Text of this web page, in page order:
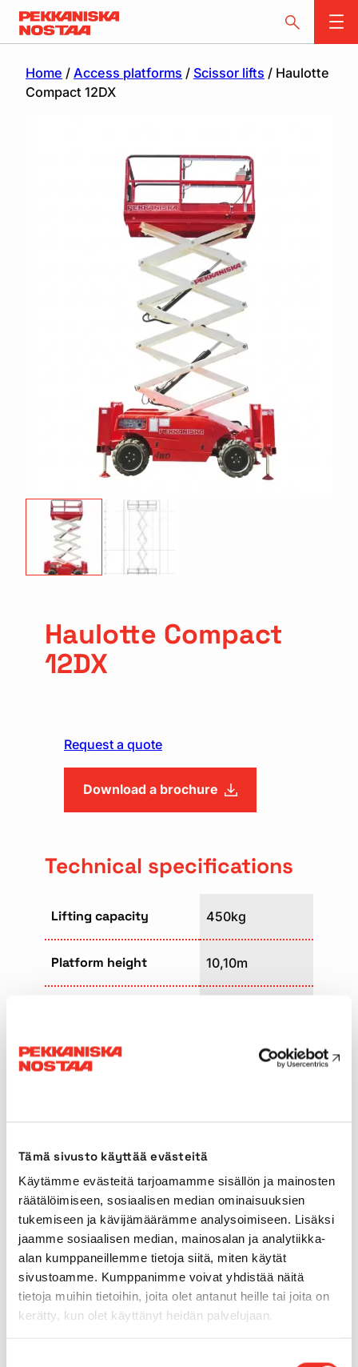
Tämä sivusto käyttää evästeitä
Käytämme evästeitä tarjoamamme sisällön ja mainosten
räätälöimiseen, sosiaalisen median ominaisuuksien
tukemiseen ja kävijämäärämme analysoimiseen. Lisäksi
jaamme sosiaalisen median, mainosalan ja analytiikka-
alan kumppaneillemme tietoja siitä, miten käytät
sivustoamme. Kumppanimme voivat yhdistää näitä
tietoja muihin tietoihin, joita olet antanut heille tai joita on
kerätty, kun olet käyttänyt heidän palvelujaan.
Home / Access platforms / Scissor lifts / Haulotte
Compact 12DX
Haulotte Compact
12DX
Request a quote
Download a brochure
Technical specifications
Lifting capacity 450kg
Platform height 10,10m
Weight
Transport width
Transport height 2,54m
Power source Diesel
Outdoors use Yes